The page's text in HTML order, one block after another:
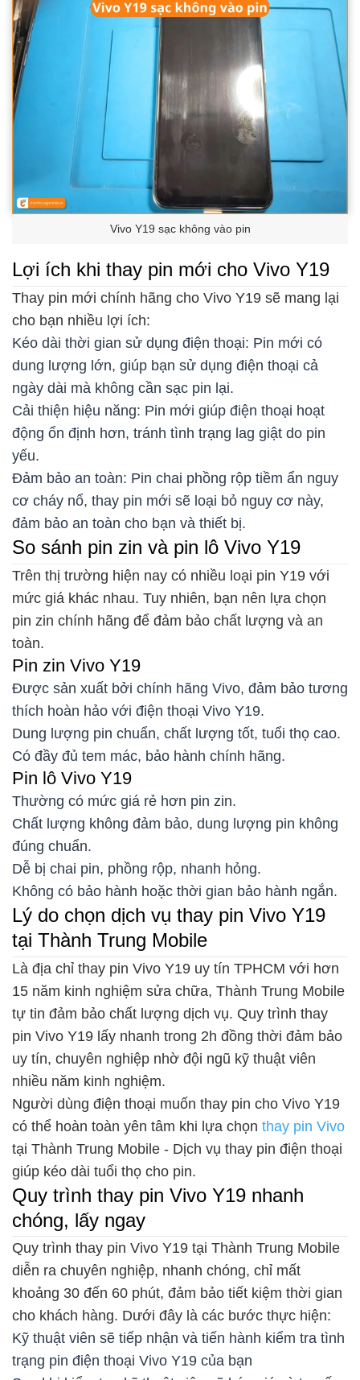
Vivo Y19 sạc không vào pin
Lợi ích khi thay pin mới cho Vivo Y19
Thay pin mới chính hãng cho Vivo Y19 sẽ mang lại
cho bạn nhiều lợi ích:
Kéo dài thời gian sử dụng điện thoại: Pin mới có
dung lượng lớn, giúp bạn sử dụng điện thoại cả
ngày dài mà không cần sạc pin lại.
Cải thiện hiệu năng: Pin mới giúp điện thoại hoạt
động ổn định hơn, tránh tình trạng lag giật do pin
yếu.
Đảm bảo an toàn: Pin chai phồng rộp tiềm ẩn nguy
cơ cháy nổ, thay pin mới sẽ loại bỏ nguy cơ này,
đảm bảo an toàn cho bạn và thiết bị.
So sánh pin zin và pin lô Vivo Y19
Trên thị trường hiện nay có nhiều loại pin Y19 với
mức giá khác nhau. Tuy nhiên, bạn nên lựa chọn
pin zin chính hãng để đảm bảo chất lượng và an
toàn.
Pin zin Vivo Y19
Được sản xuất bởi chính hãng Vivo, đảm bảo tương
thích hoàn hảo với điện thoại Vivo Y19.
Dung lượng pin chuẩn, chất lượng tốt, tuổi thọ cao.
Có đầy đủ tem mác, bảo hành chính hãng.
Pin lô Vivo Y19
Thường có mức giá rẻ hơn pin zin.
Chất lượng không đảm bảo, dung lượng pin không
đúng chuẩn.
Dễ bị chai pin, phồng rộp, nhanh hỏng.
Không có bảo hành hoặc thời gian bảo hành ngắn.
Lý do chọn dịch vụ thay pin Vivo Y19
tại Thành Trung Mobile
Là địa chỉ thay pin Vivo Y19 uy tín TPHCM với hơn
15 năm kinh nghiệm sửa chữa, Thành Trung Mobile
tự tin đảm bảo chất lượng dịch vụ. Quy trình thay
pin Vivo Y19 lấy nhanh trong 2h đồng thời đảm bảo
uy tín, chuyên nghiệp nhờ đội ngũ kỹ thuật viên
nhiều năm kinh nghiệm.
Người dùng điện thoại muốn thay pin cho Vivo Y19
có thể hoàn toàn yên tâm khi lựa chọn thay pin Vivo
tại Thành Trung Mobile - Dịch vụ thay pin điện thoại
giúp kéo dài tuổi thọ cho pin.
Quy trình thay pin Vivo Y19 nhanh
chóng, lấy ngay
Quy trình thay pin Vivo Y19 tại Thành Trung Mobile
diễn ra chuyên nghiệp, nhanh chóng, chỉ mất
khoảng 30 đến 60 phút, đảm bảo tiết kiệm thời gian
cho khách hàng. Dưới đây là các bước thực hiện:
Kỹ thuật viên sẽ tiếp nhận và tiến hành kiểm tra tình
trạng pin điện thoại Vivo Y19 của bạn